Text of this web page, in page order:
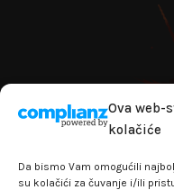
Ova
kolačiće
Da bismo Vam omogućili
su kolačići za čuvanje i/ili